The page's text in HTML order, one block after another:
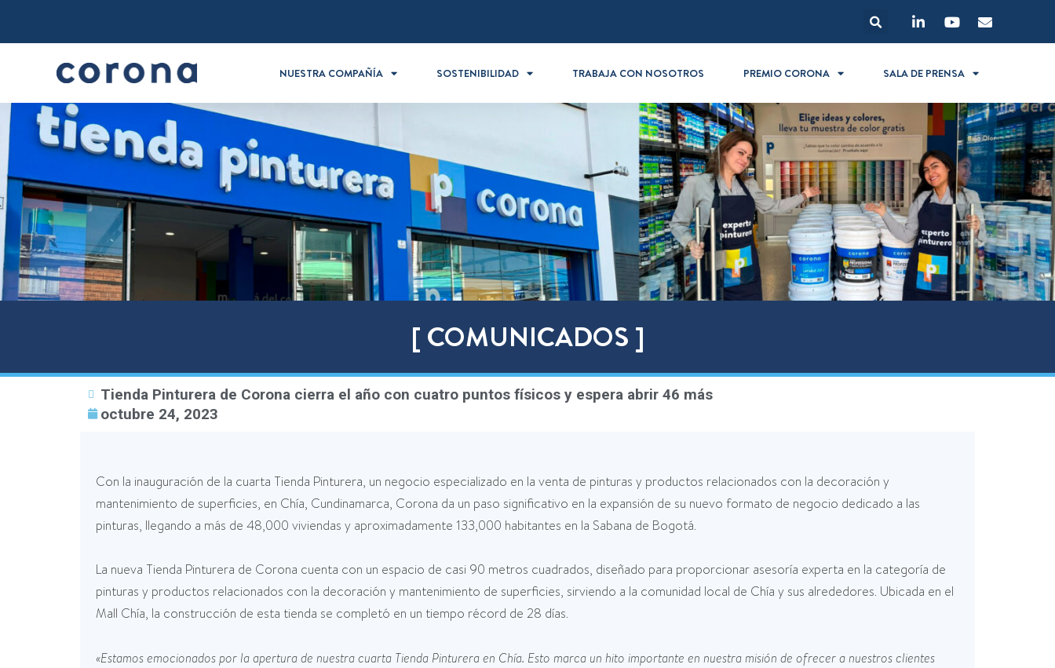
NUESTRA COMPAÑÍA SOSTENIBILIDAD TRABAJA CON NOSOTROS PREMIO CORONA SALA DE PRENSA
[ COMUNICADOS ]
Tienda Pinturera de Corona cierra el año con cuatro puntos físicos y espera abrir 46 más
octubre 24, 2023
Con la inauguración de la cuarta Tienda Pinturera, un negocio especializado en la venta de pinturas y productos relacionados con la decoración y
mantenimiento de superficies, en Chía, Cundinamarca, Corona da un paso significativo en la expansión de su nuevo formato de negocio dedicado a las
pinturas, llegando a más de 48,000 viviendas y aproximadamente 133,000 habitantes en la Sabana de Bogotá.
La nueva Tienda Pinturera de Corona cuenta con un espacio de casi 90 metros cuadrados, diseñado para proporcionar asesoría experta en la categoría de
pinturas y productos relacionados con la decoración y mantenimiento de superficies, sirviendo a la comunidad local de Chía y sus alrededores. Ubicada en el
Mall Chía, la construcción de esta tienda se completó en un tiempo récord de 28 días.
«Estamos emocionados por la apertura de nuestra cuarta Tienda Pinturera en Chía. Esto marca un hito importante en nuestra misión de ofrecer a nuestros clientes